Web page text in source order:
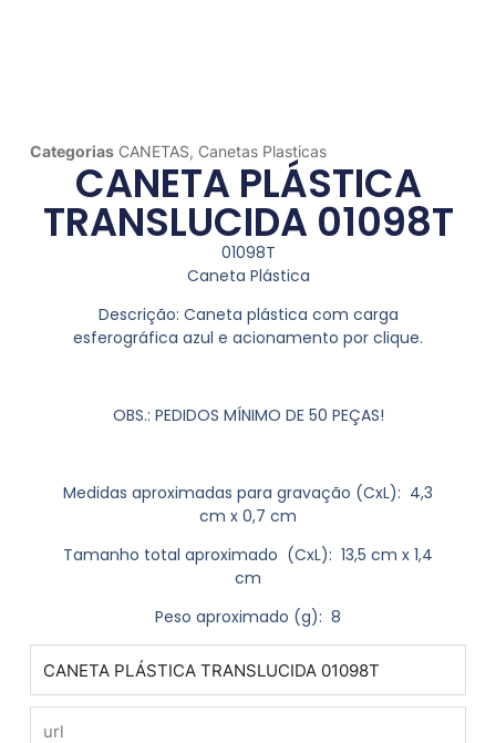
Categorias CANETAS, Canetas Plasticas
CANETA PLÁSTICA
TRANSLUCIDA 01098T
01098T
Caneta Plástica
Descrição: Caneta plástica com carga
esferográfica azul e acionamento por clique.
OBS.: PEDIDOS MÍNIMO DE 50 PEÇAS!
Medidas aproximadas para gravação (CxL): 4,3
cm x 0,7 cm
Tamanho total aproximado (CxL): 13,5 cm x 1,4
cm
Peso aproximado (g): 8